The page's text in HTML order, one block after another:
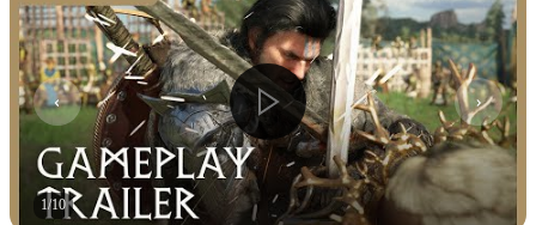
1/10